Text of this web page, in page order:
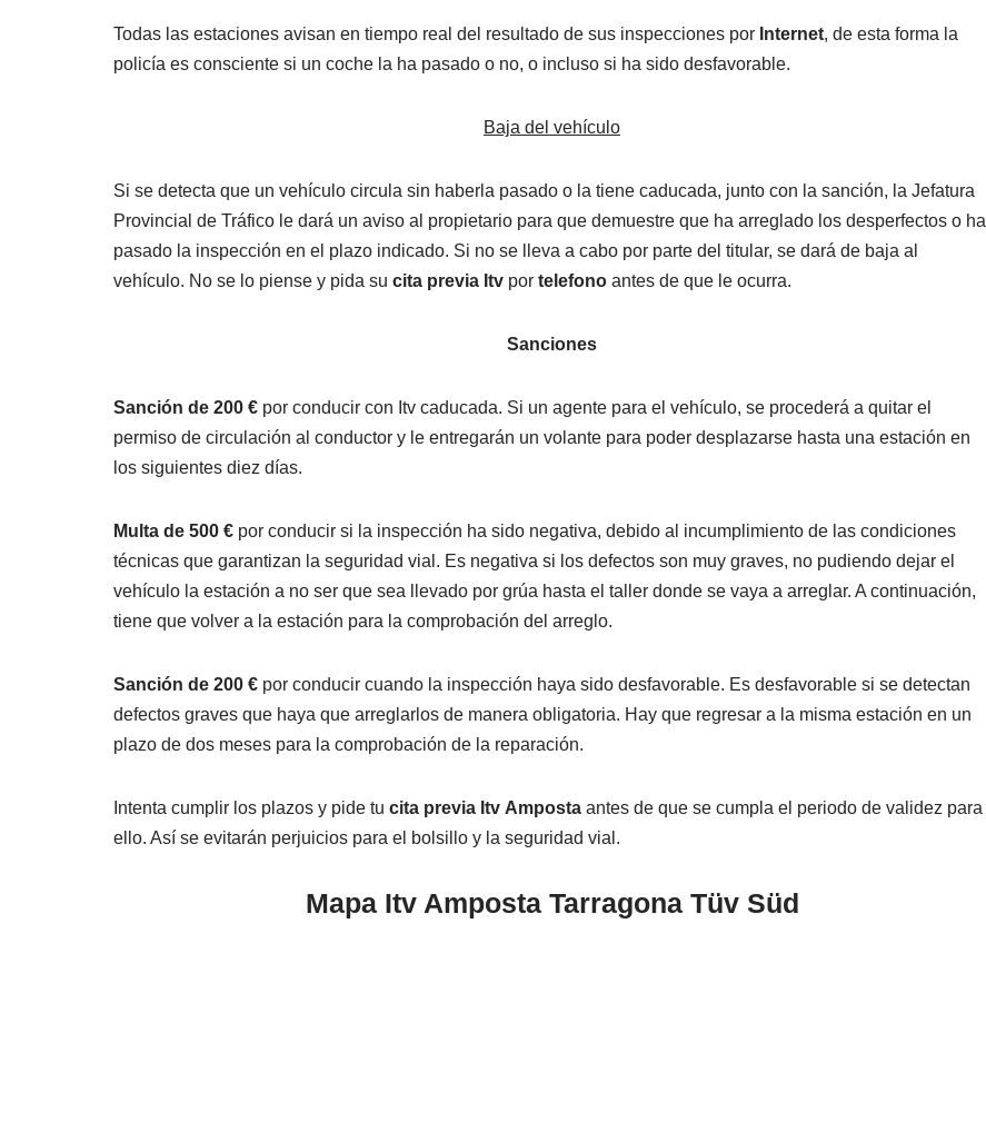
Todas las estaciones avisan en tiempo real del resultado de sus inspecciones por Internet, de esta forma la
policía es consciente si un coche la ha pasado o no, o incluso si ha sido desfavorable.
Baja del vehículo
Si se detecta que un vehículo circula sin haberla pasado o la tiene caducada, junto con la sanción, la Jefatura
Provincial de Tráfico le dará un aviso al propietario para que demuestre que ha arreglado los desperfectos o ha
pasado la inspección en el plazo indicado. Si no se lleva a cabo por parte del titular, se dará de baja al
vehículo. No se lo piense y pida su cita previa Itv por telefono antes de que le ocurra.
Sanciones
Sanción de 200 € por conducir con Itv caducada. Si un agente para el vehículo, se procederá a quitar el
permiso de circulación al conductor y le entregarán un volante para poder desplazarse hasta una estación en
los siguientes diez días.
Multa de 500 € por conducir si la inspección ha sido negativa, debido al incumplimiento de las condiciones
técnicas que garantizan la seguridad vial. Es negativa si los defectos son muy graves, no pudiendo dejar el
vehículo la estación a no ser que sea llevado por grúa hasta el taller donde se vaya a arreglar. A continuación,
tiene que volver a la estación para la comprobación del arreglo.
Sanción de 200 € por conducir cuando la inspección haya sido desfavorable. Es desfavorable si se detectan
defectos graves que haya que arreglarlos de manera obligatoria. Hay que regresar a la misma estación en un
plazo de dos meses para la comprobación de la reparación.
Intenta cumplir los plazos y pide tu cita previa Itv Amposta antes de que se cumpla el periodo de validez para
ello. Así se evitarán perjuicios para el bolsillo y la seguridad vial.
Mapa Itv Amposta Tarragona Tüv Süd